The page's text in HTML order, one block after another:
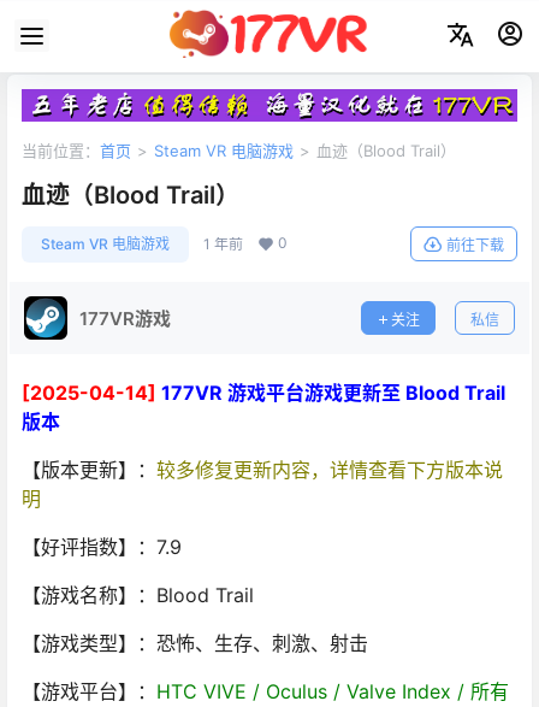
当前位置： 首页 > Steam VR 电脑游戏 > 血迹（Blood Trail）
血迹（Blood Trail）
Steam VR 电脑游戏 1 年前 0 前往下载
177VR游戏 关注 私信
[2025-04-14] 177VR 游戏平台游戏更新至 Blood Trail
版本
【版本更新】： 较多修复更新内容，详情查看下方版本说
明
【好评指数】：7.9
【游戏名称】：Blood Trail
【游戏类型】：恐怖、生存、刺激、射击
【游戏平台】： HTC VIVE / Oculus / Valve Index / 所有